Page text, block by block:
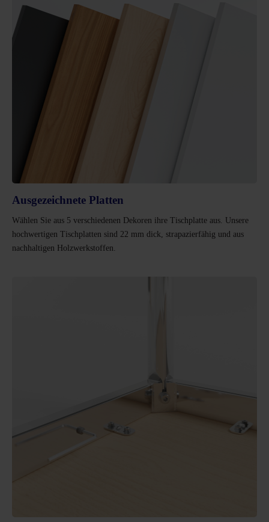
Ausgezeichnete Platten
Wählen Sie aus 5 verschiedenen Dekoren ihre Tischplatte aus. Unsere
hochwertigen Tischplatten sind 22 mm dick, strapazierfähig und aus
nachhaltigen Holzwerkstoffen.